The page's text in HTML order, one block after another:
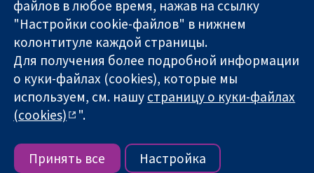
Library
The Cochrane Collaboration is a charity (no. 1045921) and a
company limited by guarantee (no. 03044323) registered in
England & Wales. VAT registration number GB 718 2127 49.
Copyright © 2026 The Cochrane Collaboration
Условия использования веб-сайта|Отказ от
ответственности|Конфиденциальность
файлов в любое время, нажав на ссылку
"Настройки cookie-файлов" в нижнем
колонтитуле каждой страницы.
Для получения более подробной информации
о куки-файлах (cookies), которые мы
используем, см. нашу страницу о куки-файлах
(cookies)
".
Принять все Настройка